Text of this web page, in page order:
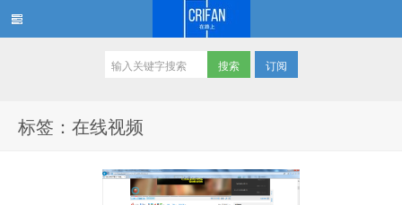
订阅
标签：在线视频